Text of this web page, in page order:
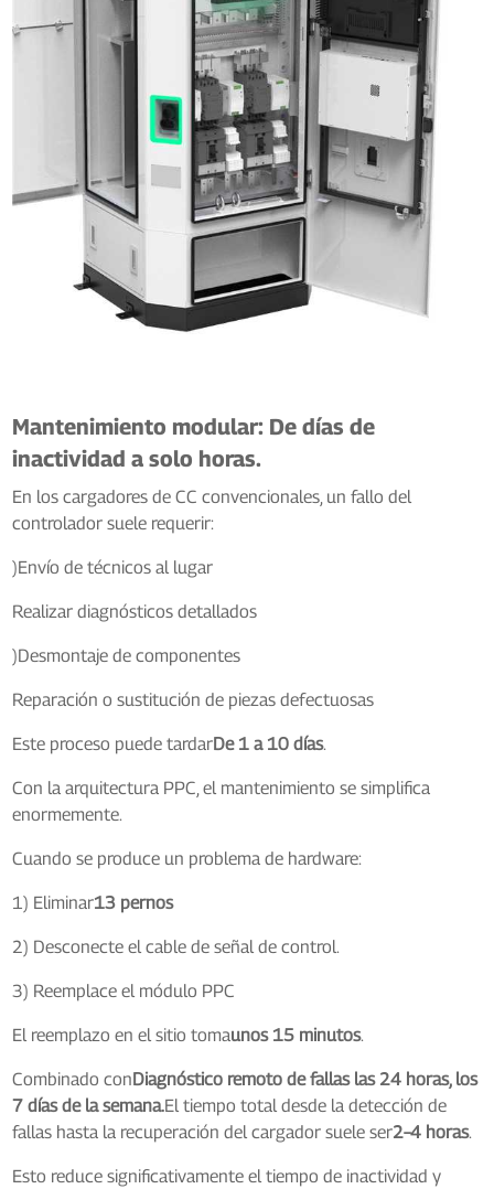
Mantenimiento modular: De días de
inactividad a solo horas.
En los cargadores de CC convencionales, un fallo del
controlador suele requerir:
)Envío de técnicos al lugar
Realizar diagnósticos detallados
)Desmontaje de componentes
Reparación o sustitución de piezas defectuosas
Este proceso puede tardarDe 1 a 10 días.
Con la arquitectura PPC, el mantenimiento se simplifica
enormemente.
Cuando se produce un problema de hardware:
1) Eliminar13 pernos
2) Desconecte el cable de señal de control.
3) Reemplace el módulo PPC
El reemplazo en el sitio tomaunos 15 minutos.
Combinado con Diagnóstico remoto de fallas las 24 horas, los
7 días de la semana.El tiempo total desde la detección de
fallas hasta la recuperación del cargador suele ser2–4 horas.
Esto reduce significativamente el tiempo de inactividad y